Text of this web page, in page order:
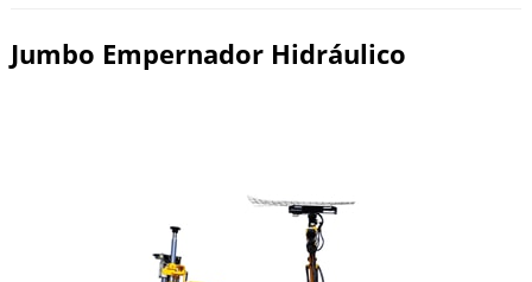
Jumbo Empernador Hidráulico